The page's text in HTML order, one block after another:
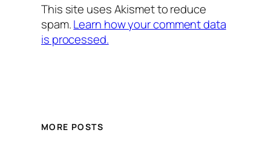
This site uses Akismet to reduce
spam.Learn how your comment data
is processed.
MORE POSTS